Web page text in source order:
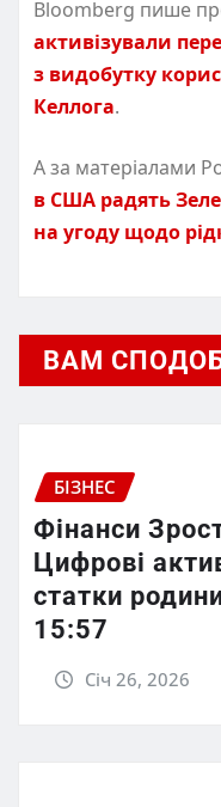
Bloomberg пише
активізували
з видобутку
Келлога.
А за матеріалами
в США радять
на угоду щодо
ВАМ
БІЗНЕС
Фінанси
Цифрові
статки
15:57
Січ 26, 2026